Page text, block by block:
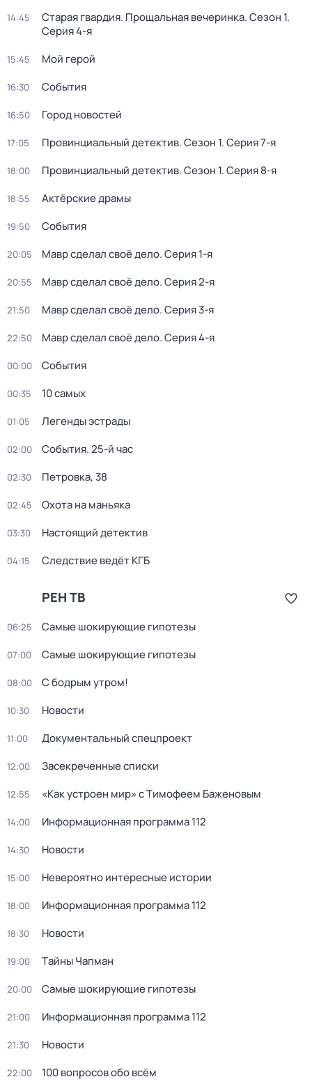
14:45 Старая гвардия. Прощальная вечеринка. Сезон 1.
Серия 4-я
15:45 Мой герой
16:30 События
16:50 Город новостей
17:05 Провинциальный детектив. Сезон 1. Серия 7-я
18:00 Провинциальный детектив. Сезон 1. Серия 8-я
18:55 Актёрские драмы
19:50 События
20:05 Мавр сделал своё дело. Серия 1-я
20:55 Мавр сделал своё дело. Серия 2-я
21:50 Мавр сделал своё дело. Серия 3-я
22:50 Мавр сделал своё дело. Серия 4-я
00:00 События
00:35 10 самых
01:05 Легенды эстрады
02:00 События. 25-й час
02:30 Петровка, 38
02:45 Охота на маньяка
03:30 Настоящий детектив
04:15 Следствие ведёт КГБ
РЕН ТВ
06:25 Самые шoкиpующие гипотезы
07:00 Самые шoкиpующие гипотезы
08:00 С бодрым утром!
10:30 Новости
11:00 Документальный спецпроект
12:00 Зacекрeченные cписки
12:55 «Как устроен мир» с Тимофеем Баженовым
14:00 Информационная программа 112
14:30 Новости
15:00 Невероятно интересные истории
18:00 Информационная программа 112
18:30 Новости
19:00 Тaйны Чапман
20:00 Самые шoкиpующие гипотезы
21:00 Информационная программа 112
21:30 Новости
22:00 100 вопросов обо всём